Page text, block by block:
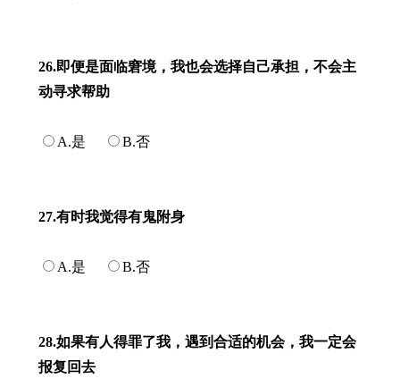
26.即便是面临窘境，我也会选择自己承担，不会主
动寻求帮助
A.是 B.否
27.有时我觉得有鬼附身
A.是 B.否
28.如果有人得罪了我，遇到合适的机会，我一定会
报复回去